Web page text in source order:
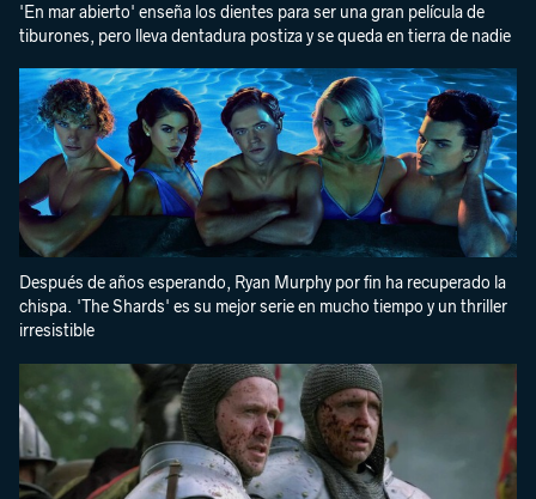
'En mar abierto' enseña los dientes para ser una gran película de
tiburones, pero lleva dentadura postiza y se queda en tierra de nadie
Después de años esperando, Ryan Murphy por fin ha recuperado la
chispa. 'The Shards' es su mejor serie en mucho tiempo y un thriller
irresistible